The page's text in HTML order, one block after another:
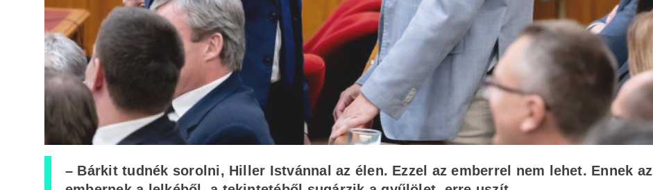
– Bárkit tudnék sorolni, Hiller Istvánnal az élen. Ezzel az emberrel nem lehet. Ennek az